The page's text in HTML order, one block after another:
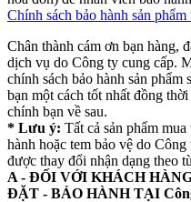
Chính sách bảo hành sản
Chân thành cám ơn bạn hàng,
dịch vụ do Công ty cung cấp.
chính sách bảo hành sản
bạn một cách tốt nhất đồng
chính bạn về sau.
* Lưu ý: Tất cả sản phẩm
hành hoặc tem bảo vệ do
được thay đổi nhận dạng theo
A - ĐỐI VỚI KHÁCH
ĐẶT - BẢO HÀNH TẠI